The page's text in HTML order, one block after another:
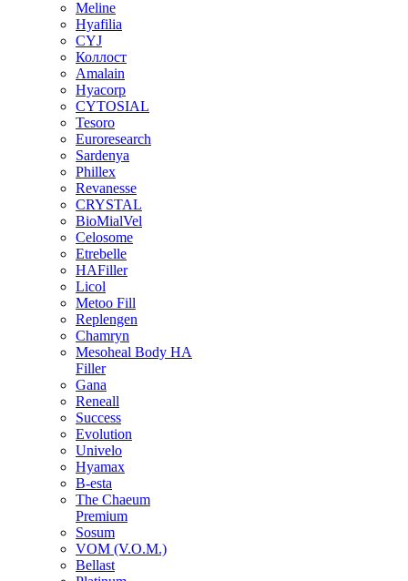
Meline
Hyafilia
CYJ
Коллост
Amalain
Hyacorp
CYTOSIAL
Tesoro
Euroresearch
Sardenya
Phillex
Revanesse
CRYSTAL
BioMialVel
Celosome
Etrebelle
HAFiller
Licol
Metoo Fill
Replengen
Chamryn
Mesoheal Body HA
Filler
Gana
Reneall
Success
Evolution
Univelo
Hyamax
B-esta
The Chaeum
Premium
Sosum
VOM (V.O.M.)
Bellast